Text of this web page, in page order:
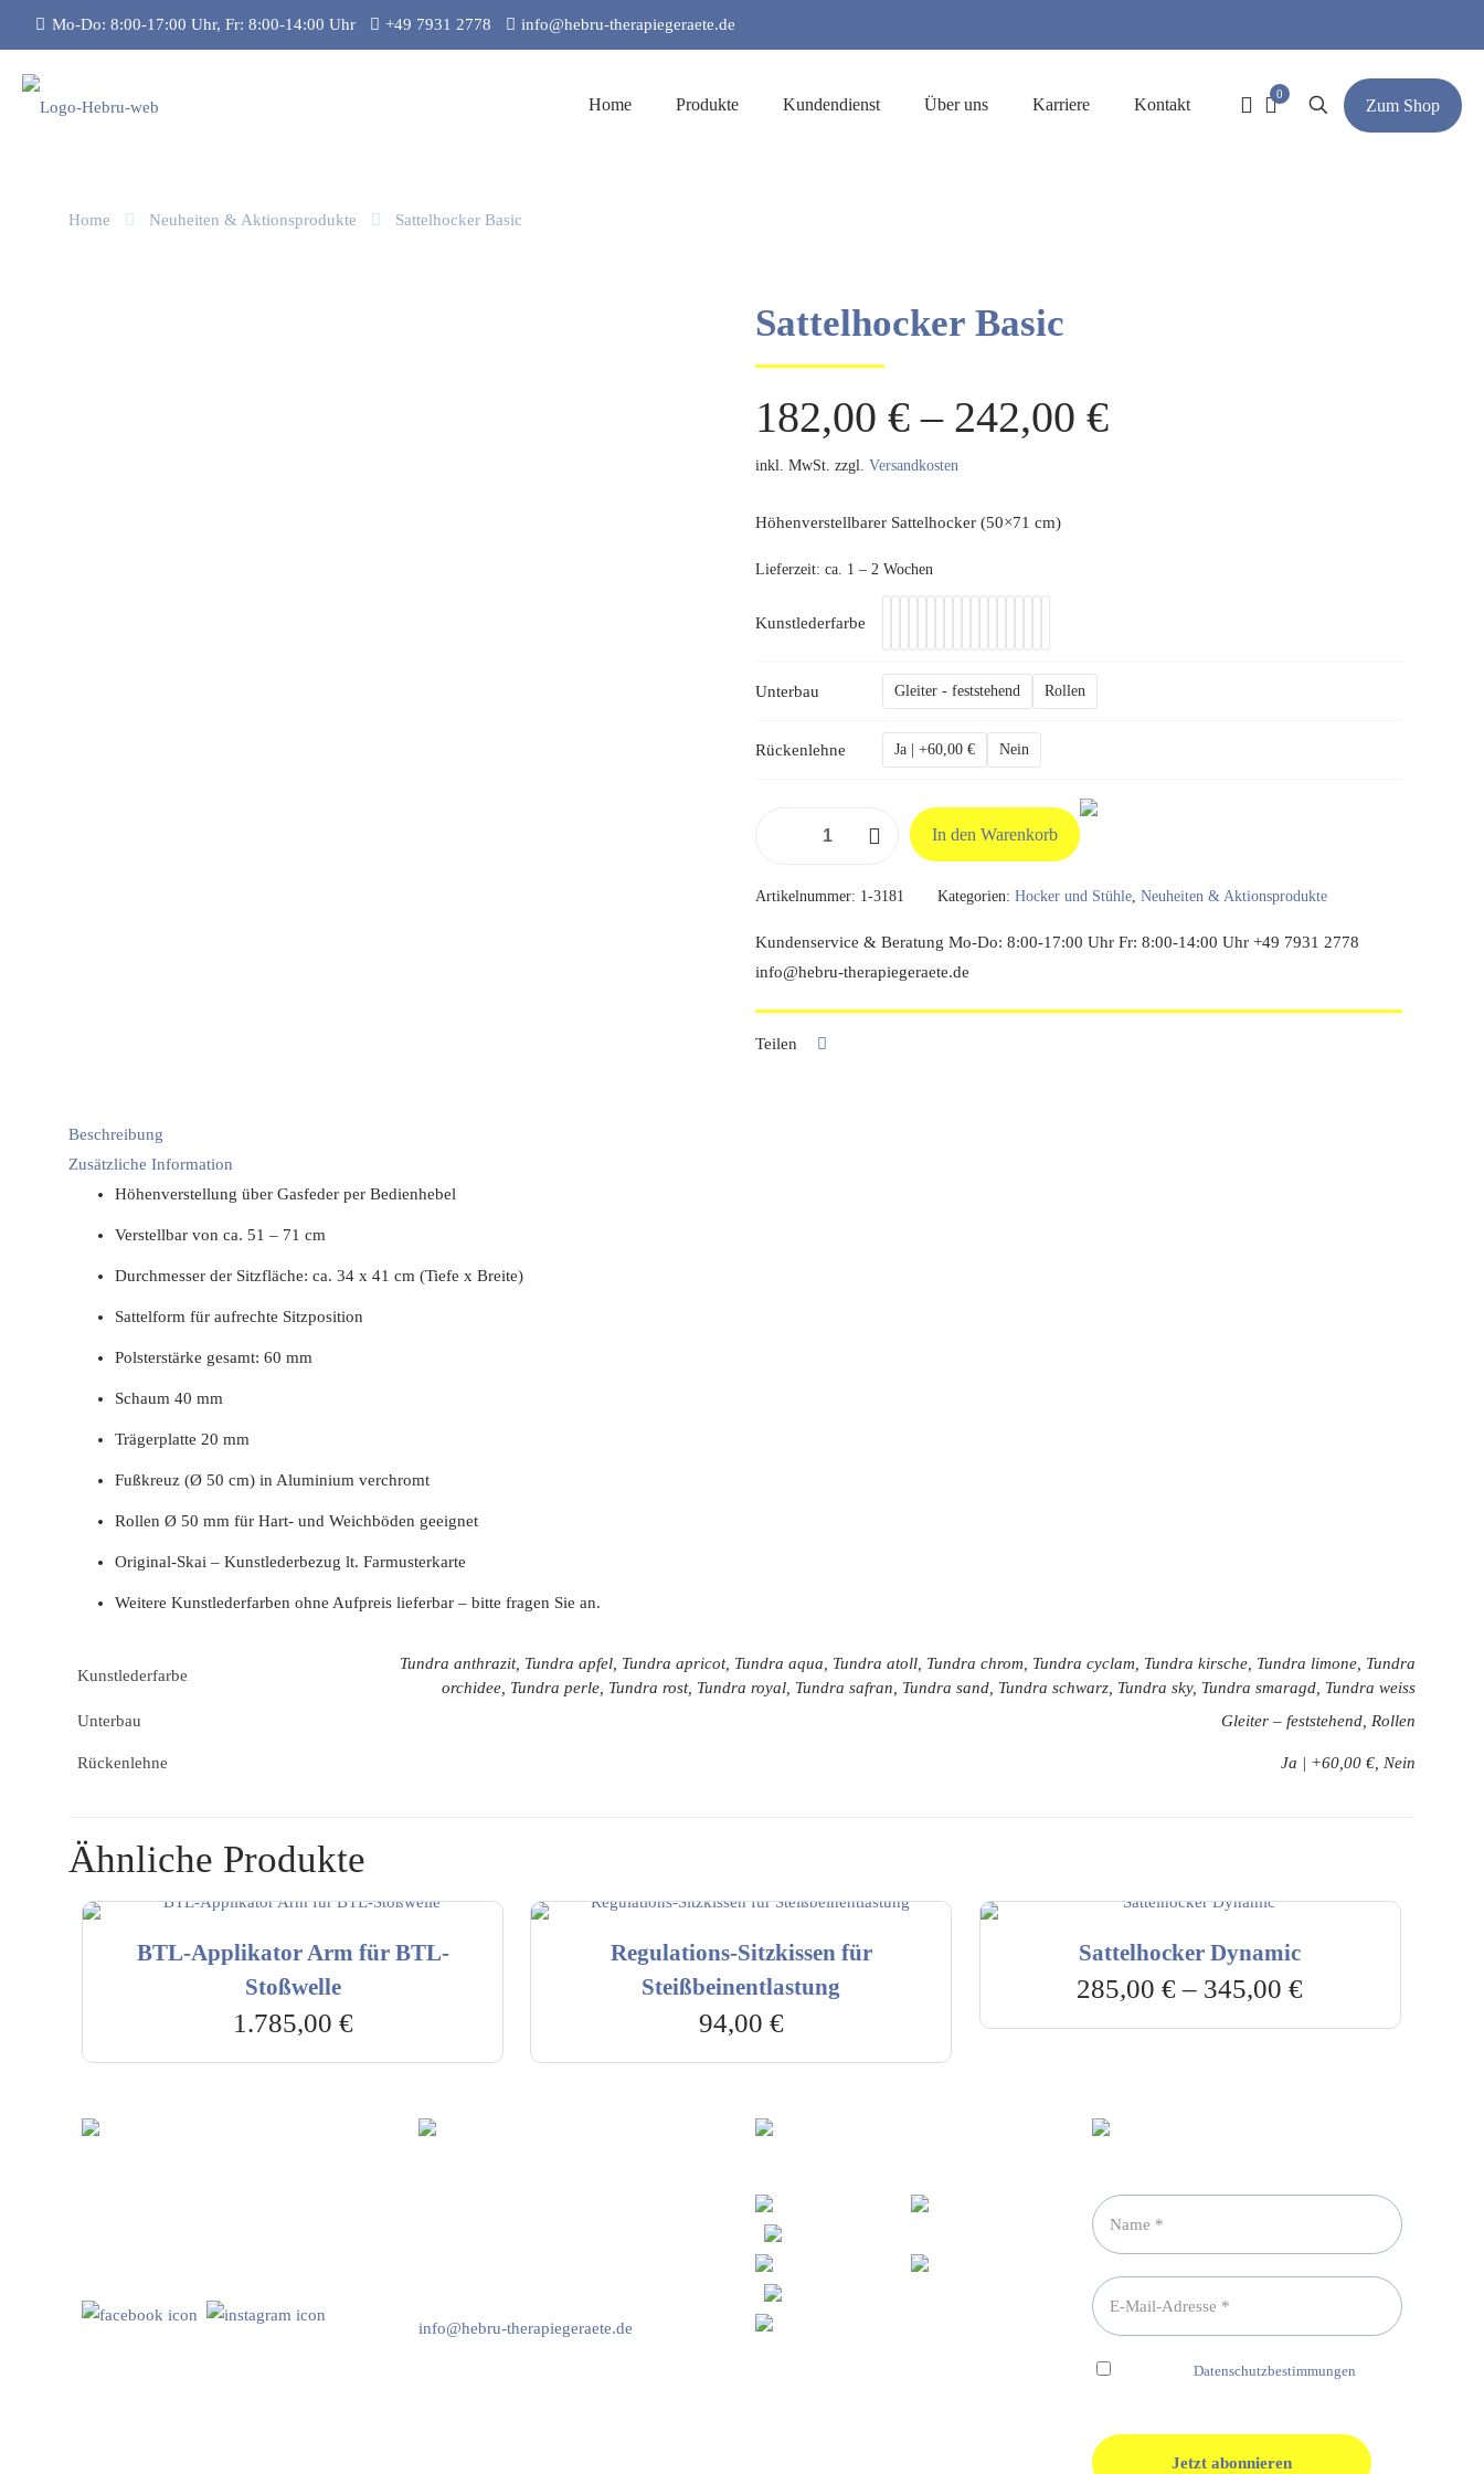
Mo-Do: 8:00-17:00 Uhr, Fr: 8:00-14:00 Uhr +49 7931 2778 info@hebru-therapiegeraete.de
Home Produkte Kundendienst Über uns Karriere Kontakt
0
Zum Shop
Home Neuheiten & Aktionsprodukte Sattelhocker Basic
Sattelhocker Basic
182,00 € – 242,00 €
inkl. MwSt. zzgl. Versandkosten
Höhenverstellbarer Sattelhocker (50×71 cm)
Lieferzeit: ca. 1 – 2 Wochen
Kunstlederfarbe
Unterbau Gleiter - feststehend Rollen
Rückenlehne Ja | +60,00 € Nein
In den Warenkorb
Artikelnummer: 1-3181 Kategorien: Hocker und Stühle, Neuheiten & Aktionsprodukte
Kundenservice & Beratung Mo-Do: 8:00-17:00 Uhr Fr: 8:00-14:00 Uhr +49 7931 2778
info@hebru-therapiegeraete.de
Teilen
Beschreibung
Zusätzliche Information
Höhenverstellung über Gasfeder per Bedienhebel
Verstellbar von ca. 51 – 71 cm
Durchmesser der Sitzfläche: ca. 34 x 41 cm (Tiefe x Breite)
Sattelform für aufrechte Sitzposition
Polsterstärke gesamt: 60 mm
Schaum 40 mm
Trägerplatte 20 mm
Fußkreuz (Ø 50 cm) in Aluminium verchromt
Rollen Ø 50 mm für Hart- und Weichböden geeignet
Original-Skai – Kunstlederbezug lt. Farmusterkarte
Weitere Kunstlederfarben ohne Aufpreis lieferbar – bitte fragen Sie an.
Kunstlederfarbe
Tundra anthrazit, Tundra apfel, Tundra apricot, Tundra aqua, Tundra atoll, Tundra chrom, Tundra cyclam, Tundra kirsche, Tundra limone, Tundra
orchidee, Tundra perle, Tundra rost, Tundra royal, Tundra safran, Tundra sand, Tundra schwarz, Tundra sky, Tundra smaragd, Tundra weiss
Unterbau
Gleiter – feststehend, Rollen
Rückenlehne Ja | +60,00 €, Nein
Ähnliche Produkte
BTL-Applikator Arm für BTL-
Stoßwelle
1.785,00 €
Regulations-Sitzkissen für
Steißbeinentlastung
94,00 €
Sattelhocker Dynamic
285,00€– 345,00€
info@hebru-therapiegeraete.de
Datenschutzbestimmungen